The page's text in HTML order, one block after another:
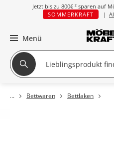
Jetzt bis zu 800€ ² sparen auf
SOMMERKRAFT
|
Menü
Bettwaren Bettlaken